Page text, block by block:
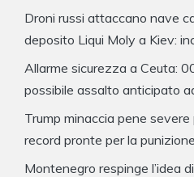
Droni russi attaccano nave
deposito Liqui Moly a Kiev:
Allarme sicurezza a Ceuta:
possibile assalto anticipato
Trump minaccia pene
record pronte per la punizione
Montenegro respinge l’idea